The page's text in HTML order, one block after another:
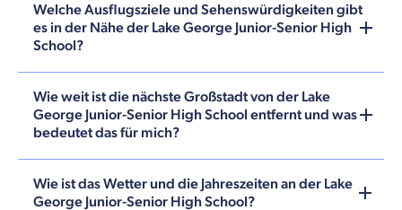
Welche Ausflugsziele und Sehenswürdigkeiten gibt
es in der Nähe der Lake George Junior-Senior High
School?
Wie weit ist die nächste Großstadt von der Lake
George Junior-Senior High School entfernt und was
bedeutet das für mich?
Wie ist das Wetter und die Jahreszeiten an der Lake
George Junior-Senior High School?